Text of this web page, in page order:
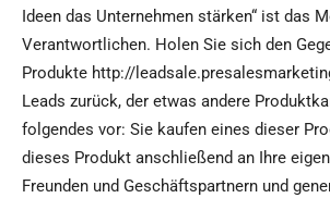
Ideen das Unternehmen stärken“ ist das
Verantwortlichen. Holen Sie sich den
Produkte http://
Leads zurück, der etwas andere
folgendes vor: Sie kaufen eines dieser
dieses Produkt anschließend an Ihre
Freunden und Geschäftspartnern und